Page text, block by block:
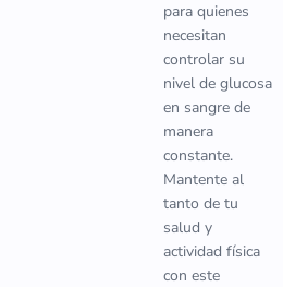
para quienes
necesitan
controlar su
nivel de glucosa
en sangre de
manera
constante.
Mantente al
tanto de tu
salud y
actividad física
con este